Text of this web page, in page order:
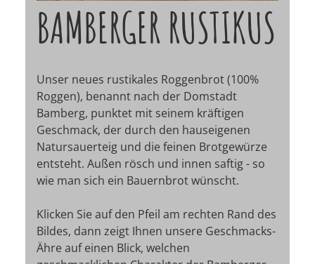
BAMBERGER RUSTIKUS
Unser neues rustikales Roggenbrot (100%
Roggen), benannt nach der Domstadt
Bamberg, punktet mit seinem kräftigen
Geschmack, der durch den hauseigenen
Natursauerteig und die feinen Brotgewürze
entsteht. Außen rösch und innen saftig - so
wie man sich ein Bauernbrot wünscht.
Klicken Sie auf den Pfeil am rechten Rand des
Bildes, dann zeigt Ihnen unsere Geschmacks-
Ähre auf einen Blick, welchen